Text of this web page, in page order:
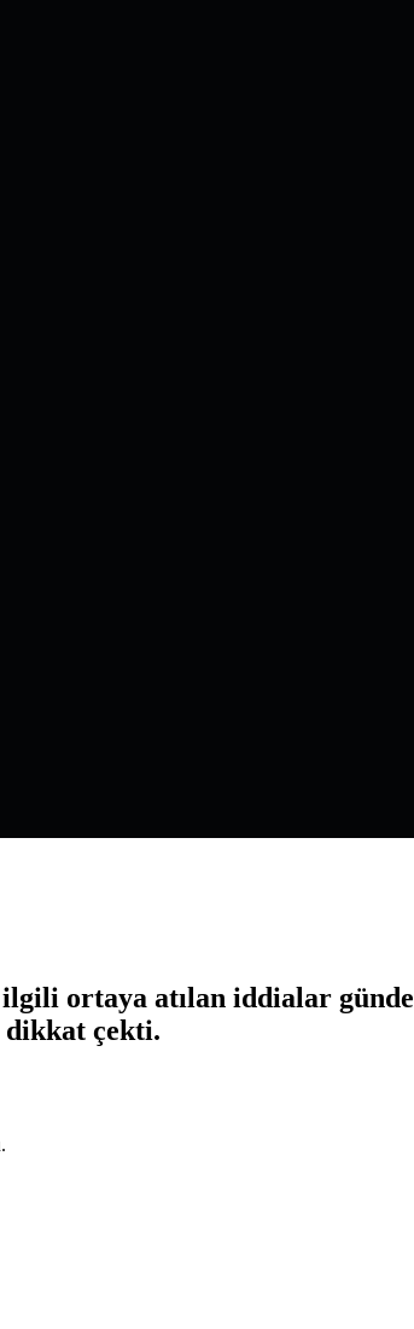
ilgili ortaya atılan iddialar
dikkat çekti.